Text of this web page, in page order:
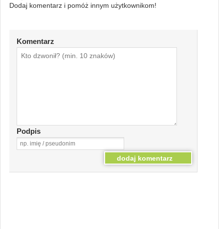
Dodaj komentarz i pomóż innym użytkownikom!
Komentarz
Podpis